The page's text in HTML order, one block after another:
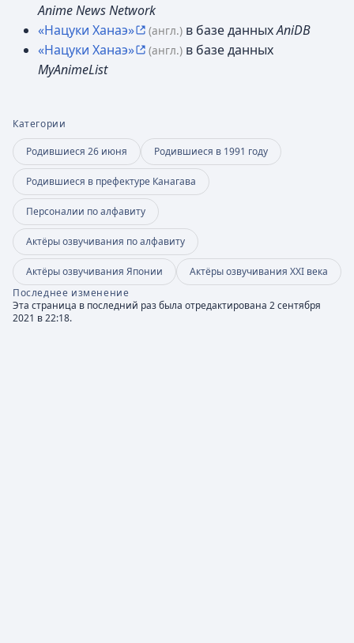
Anime News Network
«Нацуки Ханаэ»
(англ.) в базе данныхAniDB
«Нацуки Ханаэ»
(англ.) в базе данных
MyAnimeList
Категории
Родившиеся 26 июня Родившиеся в 1991 году
Родившиеся в префектуре Канагава
Персоналии по алфавиту
Актёры озвучивания по алфавиту
Актёры озвучивания Японии
Актёры озвучивания XXI века
Последнее изменение
Эта страница в последний раз была отредактирована 2 сентября
2021 в 22:18.